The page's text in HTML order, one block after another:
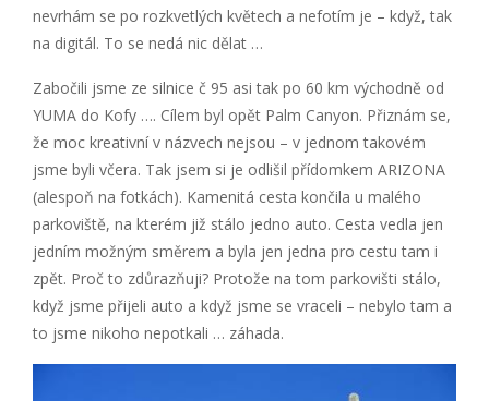
nevrhám se po rozkvetlých květech a nefotím je – když, tak
na digitál. To se nedá nic dělat …
Zabočili jsme ze silnice č 95 asi tak po 60 km východně od
YUMA do Kofy …. Cílem byl opět Palm Canyon. Přiznám se,
že moc kreativní v názvech nejsou – v jednom takovém
jsme byli včera. Tak jsem si je odlišil přídomkem ARIZONA
(alespoň na fotkách). Kamenitá cesta končila u malého
parkoviště, na kterém již stálo jedno auto. Cesta vedla jen
jedním možným směrem a byla jen jedna pro cestu tam i
zpět. Proč to zdůrazňuji? Protože na tom parkovišti stálo,
když jsme přijeli auto a když jsme se vraceli – nebylo tam a
to jsme nikoho nepotkali … záhada.